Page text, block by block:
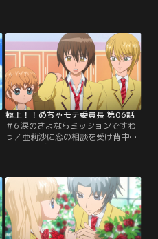
する杏樹の幸せそうな笑顔を見た未
海は、杏樹が波人に恋をしているこ
とに気づく。杏樹の恋を応援しよう
と、ことあるごとに未海は二人に用
事を頼みキッカケ作りをする…。
【提供：バンダイチャンネル】
極上！！めちゃモテ委員長 第06話
＃6 涙のさよならミッションですわ
っ／亜莉沙に恋の相談を受け背中を
が、告白に行く亜莉沙を見守るしか
なかった。翌朝、亜莉沙から告白が
うまくいったことを告げられる未
海。ショックを受けるが、自分の気
持ちに気がついていない未海は…。
【提供：バンダイチャンネル】